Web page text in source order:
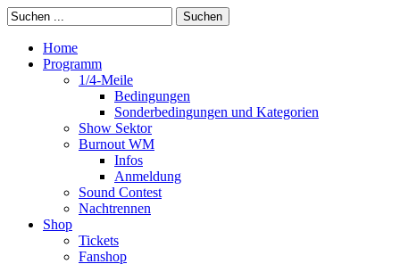
Suchen
Home
Programm
1/4-Meile
Bedingungen
Sonderbedingungen und Kategorien
Show Sektor
Burnout WM
Infos
Anmeldung
Sound Contest
Nachtrennen
Shop
Tickets
Fanshop